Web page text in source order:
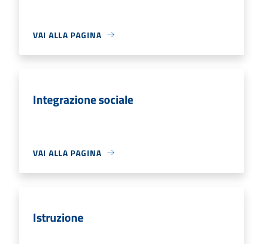
VAI ALLA PAGINA
Integrazione sociale
VAI ALLA PAGINA
Istruzione